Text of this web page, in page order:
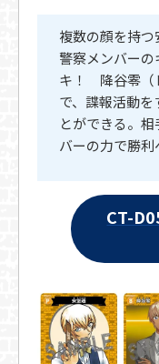
複数の顔を持つ
警察メンバーの
キ！ 降谷零（
で、諜報活動
とができる。
バーの力で勝利
CT-